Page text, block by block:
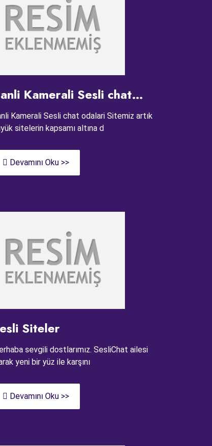
Kamerali Sesli chat
Kamerali Sesli chat odalari Sitemiz artık
sitelerin kapsamı altına d
Devamını Oku >>
Siteler
sevgili dostlarımız. SesliChat ailesi
yeni bir yüz ile karşını
Devamını Oku >>